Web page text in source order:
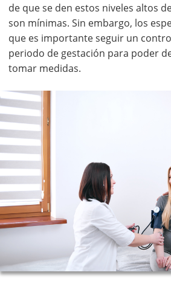
de que se den estos niveles altos
son mínimas. Sin embargo, los
que es importante seguir un
periodo de gestación para poder
tomar medidas.